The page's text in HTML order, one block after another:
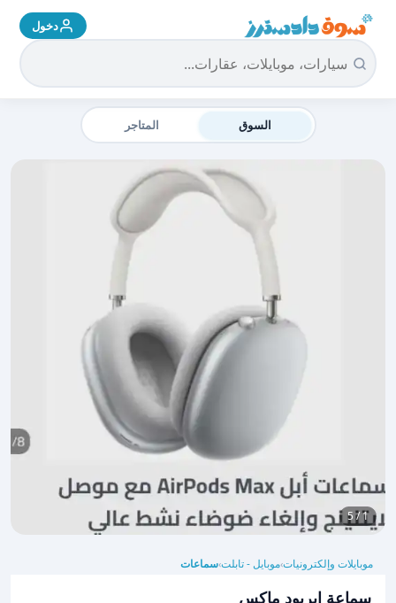
سوق دادسترز الرئيسية دخول
السوق المتاجر
1 / 5
موبايلات وإلكترونيات›موبايل - تابلت›سماعات
سماعة ايربود ماكس